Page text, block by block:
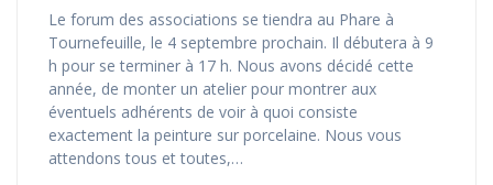
Le forum des associations se tiendra au Phare à
Tournefeuille, le 4 septembre prochain. Il débutera à 9
h pour se terminer à 17 h. Nous avons décidé cette
année, de monter un atelier pour montrer aux
éventuels adhérents de voir à quoi consiste
exactement la peinture sur porcelaine. Nous vous
attendons tous et toutes,…